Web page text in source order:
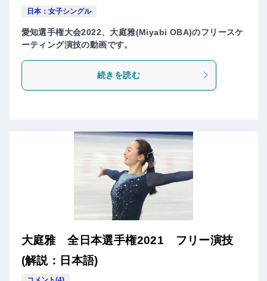
日本：女子シングル
愛知選手権大会2022、大庭雅(Miyabi OBA)のフリースケ
ーティング演技の動画です。
続きを読む
大庭雅 全日本選手権2021 フリー演技
(解説：日本語)